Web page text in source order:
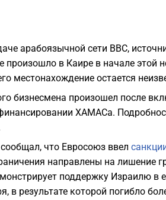
арабоязычной сети BBC,
произошло в Каире в начале этой
местонахождение остается
бизнесмена произошел после
ХАМАСа.
что Евросоюз ввел
направлены на лишение
поддержку Израилю в
в результате которой погибло